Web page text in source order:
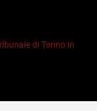
di Torino in